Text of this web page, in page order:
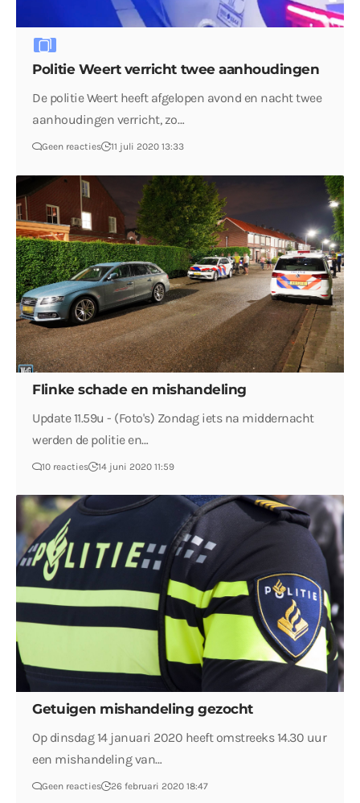
Politie Weert verricht twee aanhoudingen
De politie Weert heeft afgelopen avond en nacht twee
aanhoudingen verricht, zo…
Geen reacties 11 juli 2020 13:33
Flinke schade en mishandeling
Update 11.59u - (Foto's) Zondag iets na middernacht
werden de politie en…
10 reacties 14 juni 2020 11:59
Getuigen mishandeling gezocht
Op dinsdag 14 januari 2020 heeft omstreeks 14.30 uur
een mishandeling van…
Geen reacties 26 februari 2020 18:47